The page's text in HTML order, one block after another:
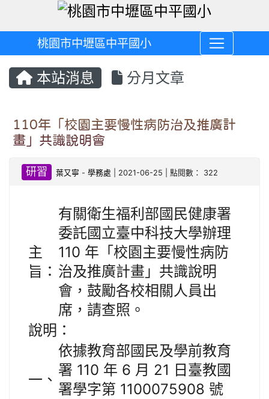
桃園市中壢區中平國小
本站消息 分月文章
110年「校園主要慢性病防治及推廣計
畫」共識說明會
研習 葉又寧 -學務處 | 2021-06-25 | 點閱數： 322
主
旨：
有關衛生福利部國民健康署
委託國立臺中科技大學辦理
110 年「校園主要慢性病防
治及推廣計畫」共識說明
會，鼓勵各校相關人員出
席，請查照。
說明：
一、
依據教育部國民及學前教育
署 110 年 6 月 21 日臺教國
署學字第 1100075908 號